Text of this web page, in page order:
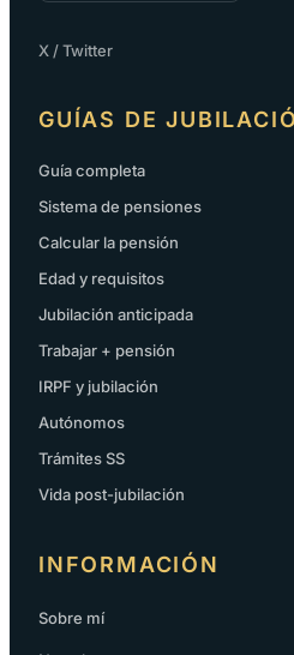
X / Twitter
GUÍAS DE
Guía completa
Sistema de pensiones
Calcular la pensión
Edad y requisitos
Jubilación anticipada
Trabajar + pensión
IRPF y jubilación
Autónomos
Trámites SS
Vida post-jubilación
INFORMACIÓN
Sobre mí